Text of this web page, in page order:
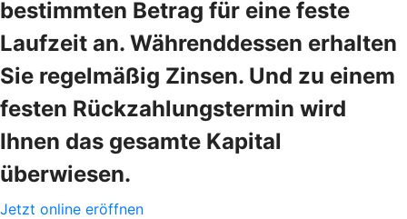
bestimmten Betrag für eine feste
Laufzeit an. Währenddessen erhalten
Sie regelmäßig Zinsen. Und zu einem
festen Rückzahlungstermin wird
Ihnen das gesamte Kapital
überwiesen.
Jetzt online eröffnen